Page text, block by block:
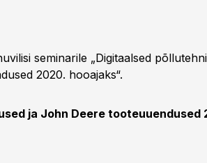
seminarile „Digitaalsed
2020. hooajaks“.
ja John Deere tooteuuendused